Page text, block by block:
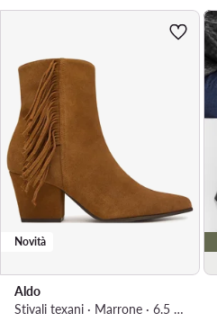
Novità
Aldo
Stivali texani · Marrone · 6.5 cm